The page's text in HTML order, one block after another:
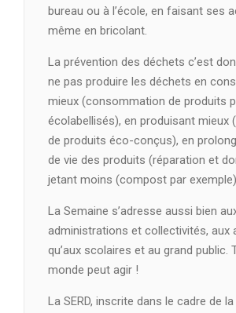
bureau ou à l’école, en faisant ses
même en bricolant.
La prévention des déchets c’est
ne pas produire les déchets en
mieux (consommation de produits
écolabellisés), en produisant mieux
de produits éco-conçus), en
de vie des produits (réparation et
jetant moins (compost par
La Semaine s’adresse aussi bien
administrations et collectivités, aux
qu’aux scolaires et au grand public.
monde peut agir !
La SERD, inscrite dans le cadre de